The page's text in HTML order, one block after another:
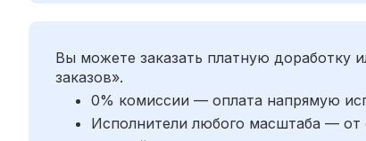
Вы можете заказать платную доработку
заказов».
0% комиссии — оплата напрямую
Исполнители любого масштаба —